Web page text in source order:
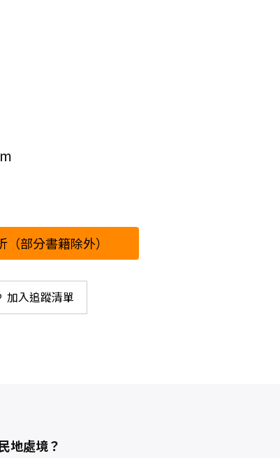
部分書籍除外）
加入追蹤清單
地處境？